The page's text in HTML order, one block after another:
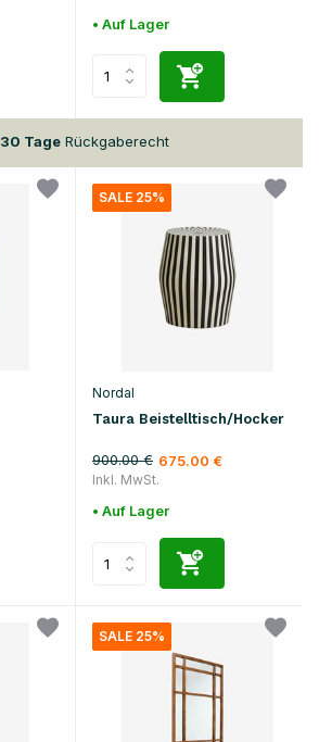
• Auf Lager
30 TageRückgaberecht
SALE 25%
Nordal
Taura Beistelltisch/Hocker
900.00 € 675.00 €
Inkl. MwSt.
• Auf Lager
SALE 25%